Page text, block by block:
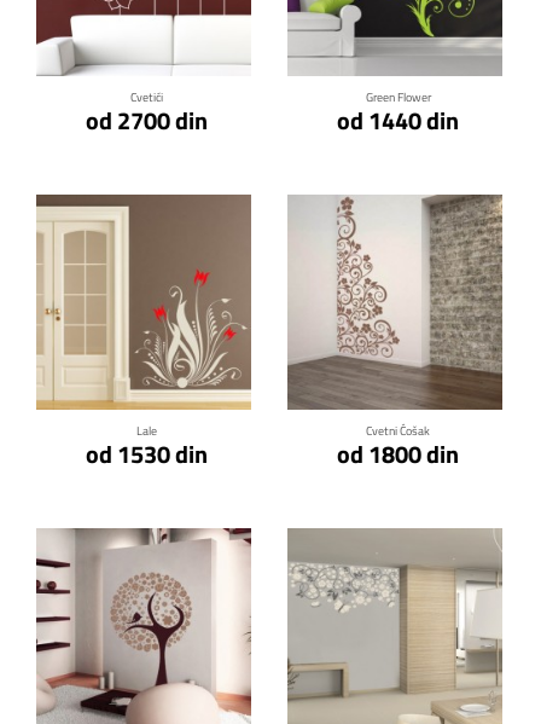
Cvetići
od 2700 din
Klikni za detalje
Green Flower
od 1440 din
Klikni za detalje
Lale
od 1530 din
Klikni za detalje
Cvetni Ćošak
od 1800 din
Klikni za detalje
Klikni za detalje Klikni za detalje